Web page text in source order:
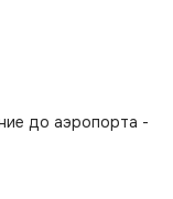
до аэропорта -